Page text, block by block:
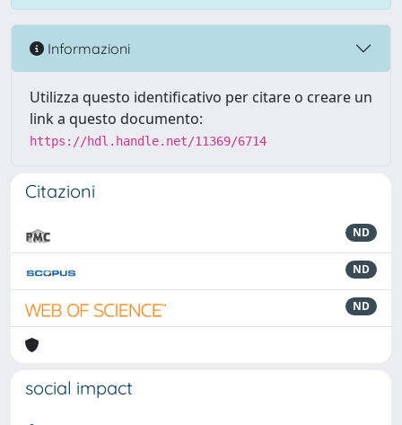
Informazioni
Utilizza questo identificativo per citare o creare un
link a questo documento:
https://hdl.handle.net/11369/6714
Citazioni
ND
ND
ND
social impact